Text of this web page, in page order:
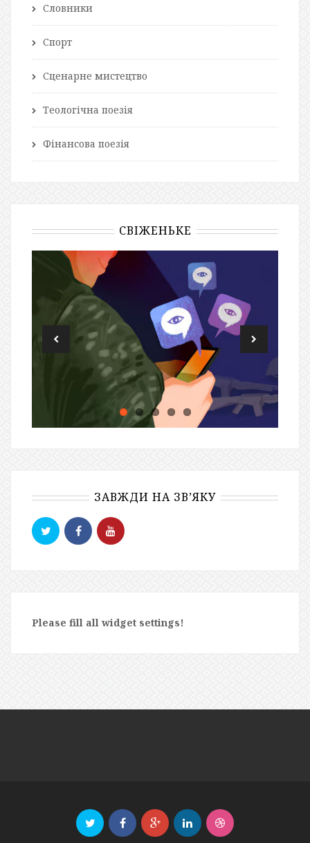
Словники
Спорт
Сценарне мистецтво
Теологічна поезія
Фінансова поезія
СВІЖЕНЬКЕ
ЗАВЖДИ НА ЗВ’ЯКУ
Please fill all widget settings!